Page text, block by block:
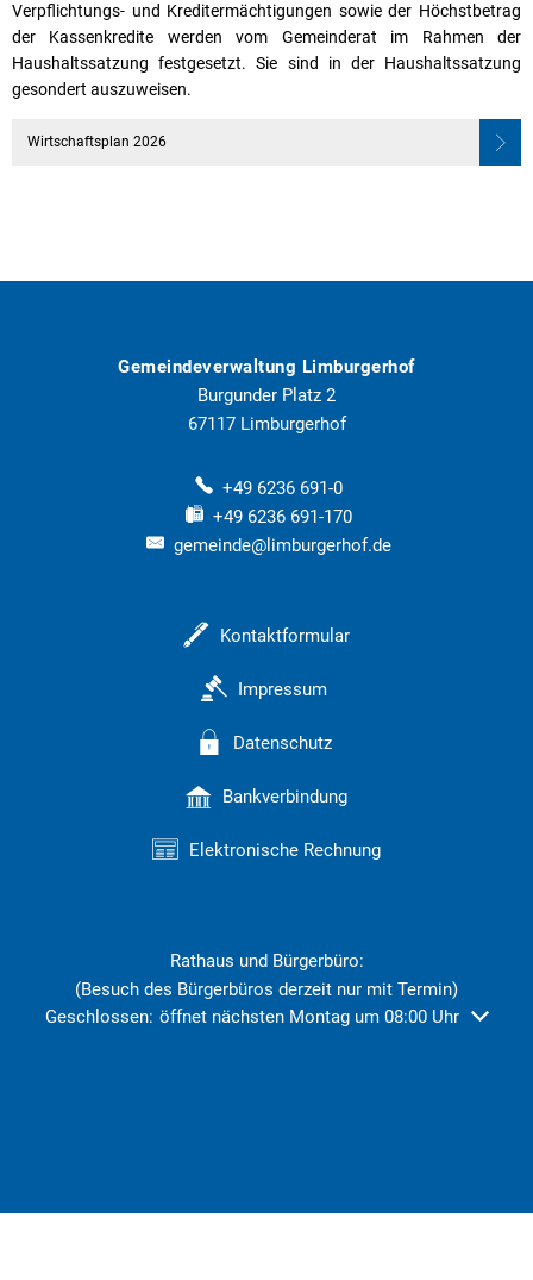
Verpflichtungs- und Kreditermächtigungen sowie der Höchstbetrag
der Kassenkredite werden vom Gemeinderat im Rahmen der
Haushaltssatzung festgesetzt. Sie sind in der Haushaltssatzung
gesondert auszuweisen.
Wirtschaftsplan 2026
Gemeindeverwaltung Limburgerhof
Burgunder Platz 2
67117 Limburgerhof
+49 6236 691-0
+49 6236 691-170
gemeinde@limburgerhof.de
Kontaktformular
Impressum
Datenschutz
Bankverbindung
Elektronische Rechnung
Rathaus und Bürgerbüro:
(Besuch des Bürgerbüros derzeit nur mit Termin)
Klicken, um weitere Öffnungs- oder Schließzeiten
Geschlossen: öffnet nächsten Montag um 08:00 Uhr